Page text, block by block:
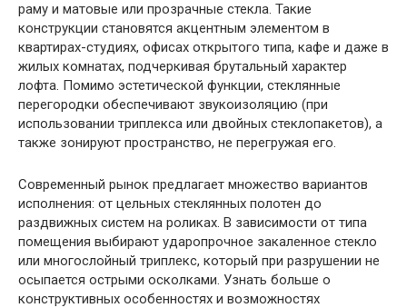
раму и матовые или прозрачные стекла. Такие
конструкции становятся акцентным элементом в
квартирах-студиях, офисах открытого типа, кафе и даже в
жилых комнатах, подчеркивая брутальный характер
лофта. Помимо эстетической функции, стеклянные
перегородки обеспечивают звукоизоляцию (при
использовании триплекса или двойных стеклопакетов), а
также зонируют пространство, не перегружая его.
Современный рынок предлагает множество вариантов
исполнения: от цельных стеклянных полотен до
раздвижных систем на роликах. В зависимости от типа
помещения выбирают ударопрочное закаленное стекло
или многослойный триплекс, который при разрушении не
осыпается острыми осколками. Узнать больше о
конструктивных особенностях и возможностях